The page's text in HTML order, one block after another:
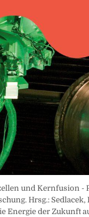
und Kernfusion -
Hrsg.:
Energie der Zukunft